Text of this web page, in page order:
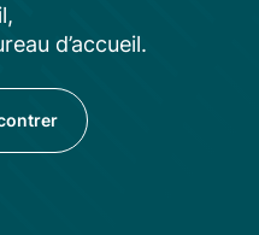
d’accueil.